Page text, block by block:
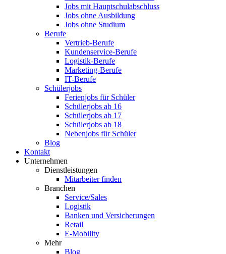
Jobs mit Hauptschulabschluss
Jobs ohne Ausbildung
Jobs ohne Studium
Berufe
Vertrieb-Berufe
Kundenservice-Berufe
Logistik-Berufe
Marketing-Berufe
IT-Berufe
Schülerjobs
Ferienjobs für Schüler
Schülerjobs ab 16
Schülerjobs ab 17
Schülerjobs ab 18
Nebenjobs für Schüler
Blog
Kontakt
Unternehmen
Dienstleistungen
Mitarbeiter finden
Branchen
Service/Sales
Logistik
Banken und Versicherungen
Retail
E-Mobility
Mehr
Blog